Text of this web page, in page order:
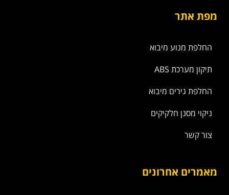
מפת אתר
החלפת מנוע מיבוא
תיקון מערכת ABS
החלפת גירים מיבוא
ניקוי מסנן חלקיקים
צור קשר
מאמרים אחרונים